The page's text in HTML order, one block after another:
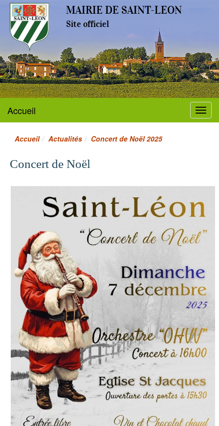
MAIRIE DE SAINT-LEON
Site officiel
Menu
Accueil
Accueil Actualités Concert de Noël 2025
Concert de Noël